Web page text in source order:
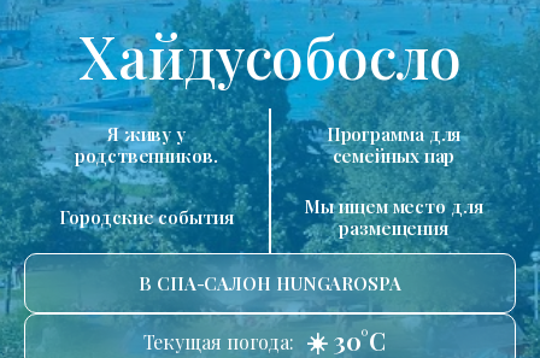
Хайдусобосло
Я живу у
родственников.
Программа для
семейных пар
Городские события
Мы ищем место для
размещения
В СПА-САЛОН HUNGAROSPA
Текущая погода: ☀️ 30°C